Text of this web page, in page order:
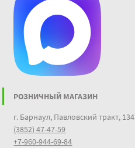
РОЗНИЧНЫЙ МАГАЗИН
г. Барнаул, Павловский тракт, 134
(3852) 47-47-59
+7-960-944-69-84